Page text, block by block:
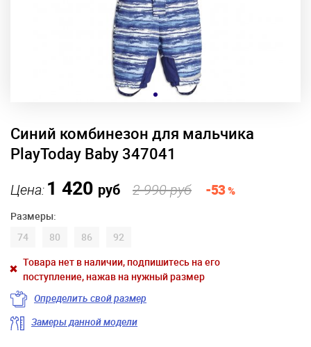
Синий комбинезон для мальчика
PlayToday Baby 347041
Цена:1 420 руб 2 990 руб -53%
Размеры:
74
80 86
92
Товара нет в наличии, подпишитесь на его
поступление, нажав на нужный размер
Определить свой размер
Замеры данной модели